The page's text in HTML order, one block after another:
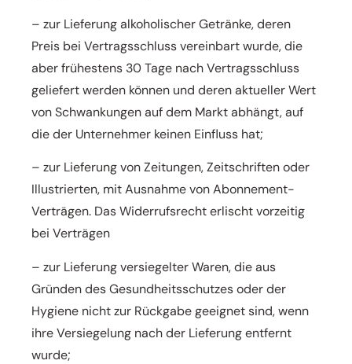
– zur Lieferung alkoholischer Getränke, deren
Preis bei Vertragsschluss vereinbart wurde, die
aber frühestens 30 Tage nach Vertragsschluss
geliefert werden können und deren aktueller Wert
von Schwankungen auf dem Markt abhängt, auf
die der Unternehmer keinen Einfluss hat;
– zur Lieferung von Zeitungen, Zeitschriften oder
Illustrierten, mit Ausnahme von Abonnement-
Verträgen. Das Widerrufsrecht erlischt vorzeitig
bei Verträgen
– zur Lieferung versiegelter Waren, die aus
Gründen des Gesundheitsschutzes oder der
Hygiene nicht zur Rückgabe geeignet sind, wenn
ihre Versiegelung nach der Lieferung entfernt
wurde;